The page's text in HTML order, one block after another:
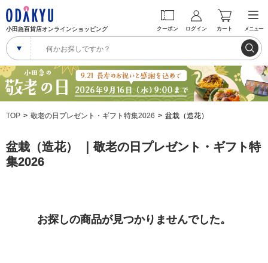
小田急百貨店オンラインショッピング クーポン ログイン カート メニュー
TOP 敬老の日プレゼント・ギフト特集2026 盆栽（造花）
盆栽（造花） ｜敬老の日プレゼント・ギフト特
集2026
お探しの商品が見つかりませんでした。